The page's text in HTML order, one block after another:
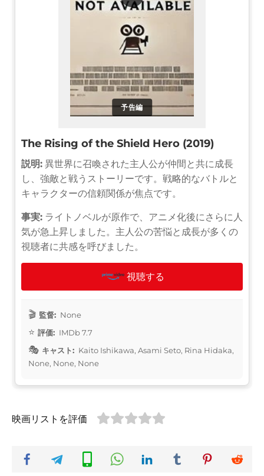
予告編
The Rising of the Shield Hero (2019)
説明: 異世界に召喚された主人公が仲間と共に成長
し、強敵と戦うストーリーです。戦略的なバトルと
キャラクターの信頼関係が焦点です。
事実: ライトノベルが原作で、アニメ化後にさらに人
気が急上昇しました。主人公の苦悩と成長が多くの
視聴者に共感を呼びました。
視聴する
監督: None
評価: IMDb 7.7
キャスト: Kaito Ishikawa, Asami Seto, Rina Hidaka,
None, None, None
映画リストを評価